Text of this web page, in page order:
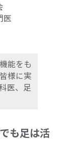
医
能をも
様に実
医、足
も足は活